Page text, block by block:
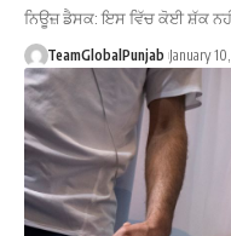
ਨਿਊਜ਼ ਡੈਸਕ: ਇਸ ਵਿੱਚ ਕੋਈ ਸ਼ੱਕ
TeamGlobalPunjab January